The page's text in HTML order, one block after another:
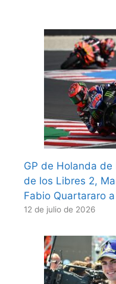
GP de Holanda
de los Libres 2,
Fabio Quartararo
12 de julio de 2026